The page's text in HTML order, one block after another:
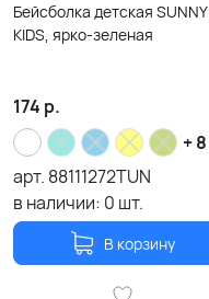
Бейсболка детская SUNNY
KIDS, ярко-зеленая
174 р.
+ 8
арт. 88111272TUN
в наличии: 0 шт.
В корзину